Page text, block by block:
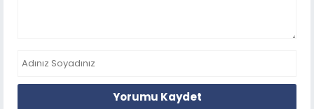
Yorumu Kaydet